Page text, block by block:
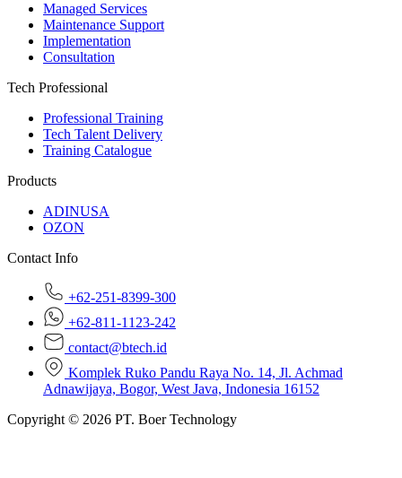
Managed Services
Maintenance Support
Implementation
Consultation
Tech Professional
Professional Training
Tech Talent Delivery
Training Catalogue
Products
ADINUSA
OZON
Contact Info
+62-251-8399-300
+62-811-1123-242
contact@btech.id
Komplek Ruko Pandu Raya No. 14, Jl. Achmad
Adnawijaya, Bogor, West Java, Indonesia 16152
Copyright © 2026 PT. Boer Technology